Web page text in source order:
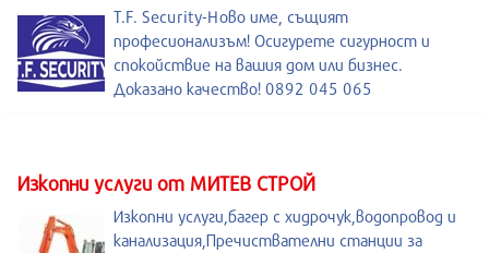
T.F. Security-Ново име, същият
професионализъм! Осигурете сигурност и
спокойствие на вашия дом или бизнес.
Доказано качество! 0892 045 065
Изкопни услуги от МИТЕВ СТРОЙ
Изкопни услуги,багер с хидрочук,водопровод и
канализация,Пречиствателни станции за